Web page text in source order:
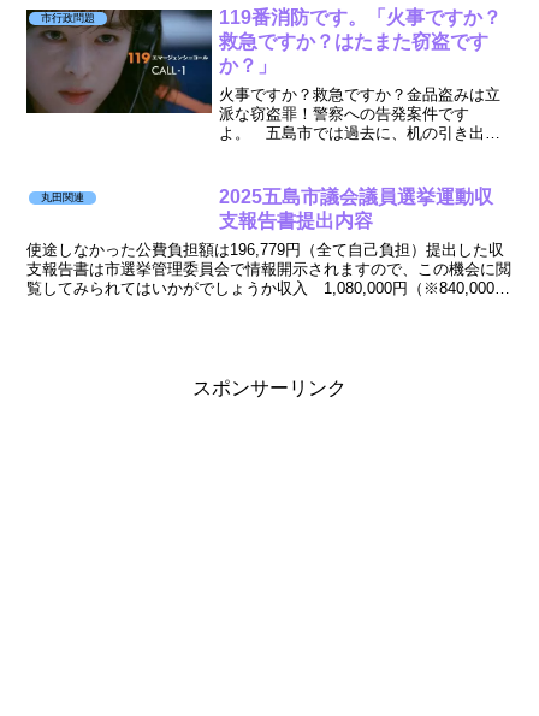
12月23日付で議長より回答書が届いた。
結論として、...
市行政問題
119番消防です。「火事ですか？
救急ですか？はたまた窃盗です
か？」
火事ですか？救急ですか？金品盗みは立
派な窃盗罪！警察への告発案件です
よ。 五島市では過去に、机の引き出し
す。保管しっぱなしだっただけなので
す。現職市議会議員時代に消防署...
丸田関連
2025五島市議会議員選挙運動収
支報告書提出内容
使途しなかった公費負担額は196,779円（全て自己負担）提出した収
支報告書は市選挙管理委員会で情報開示されますので、この機会に閲
覧してみられてはいかがでしょうか収入 1,080,000円（※840,000
スポンサーリンク